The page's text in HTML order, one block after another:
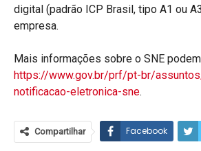
digital (padrão ICP Brasil, tipo A1 ou
empresa.
Mais informações sobre o SNE
https://www.gov.br/prf/pt-br/
notificacao-eletronica-sne.
Compartilhar Facebook